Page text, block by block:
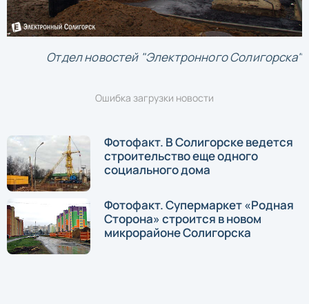
Отдел новостей "Электронного Солигорска"
Ошибка загрузки новости
Фотофакт. В Солигорске ведется
строительство еще одного
социального дома
Фотофакт. Супермаркет «Родная
Сторона» строится в новом
микрорайоне Солигорска